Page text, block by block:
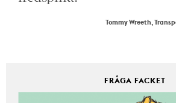
Tommy Wreeth,
FRÅGA FACKET